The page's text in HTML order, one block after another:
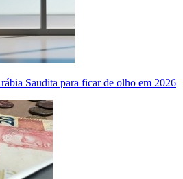
Saudita para ficar de olho em 2026